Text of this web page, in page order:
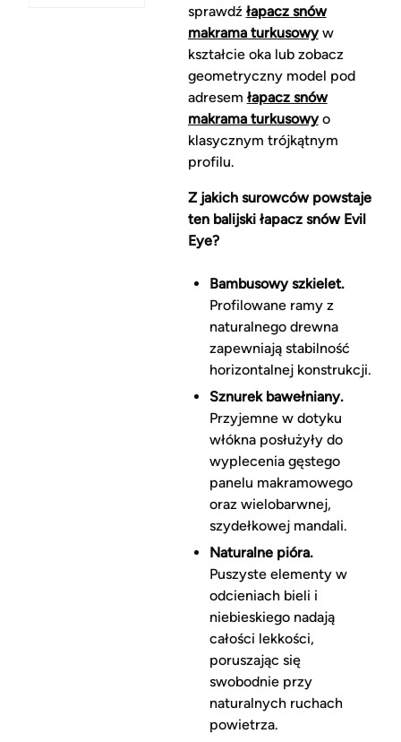
sprawdź łapacz snów
makrama turkusowyw
kształcie oka lub zobacz
geometryczny model pod
adresem łapacz snów
makrama turkusowyo
klasycznym trójkątnym
profilu.
Z jakich surowców powstaje
ten balijski łapacz snów Evil
Eye?
Bambusowy szkielet.
Profilowane ramy z
naturalnego drewna
zapewniają stabilność
horizontalnej konstrukcji.
Sznurek bawełniany.
Przyjemne w dotyku
włókna posłużyły do
wyplecenia gęstego
panelu makramowego
oraz wielobarwnej,
szydełkowej mandali.
Naturalne pióra.
Puszyste elementy w
odcieniach bieli i
niebieskiego nadają
całości lekkości,
poruszając się
swobodnie przy
naturalnych ruchach
powietrza.